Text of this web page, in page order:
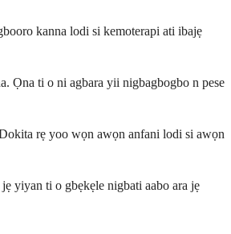
kanna lodi si kemoterapi ati ibajẹ
Ọna ti o ni agbara yii nigbagbogbo n pese
rẹ yoo wọn awọn anfani lodi si awọn
yiyan ti o gbẹkẹle nigbati aabo ara jẹ